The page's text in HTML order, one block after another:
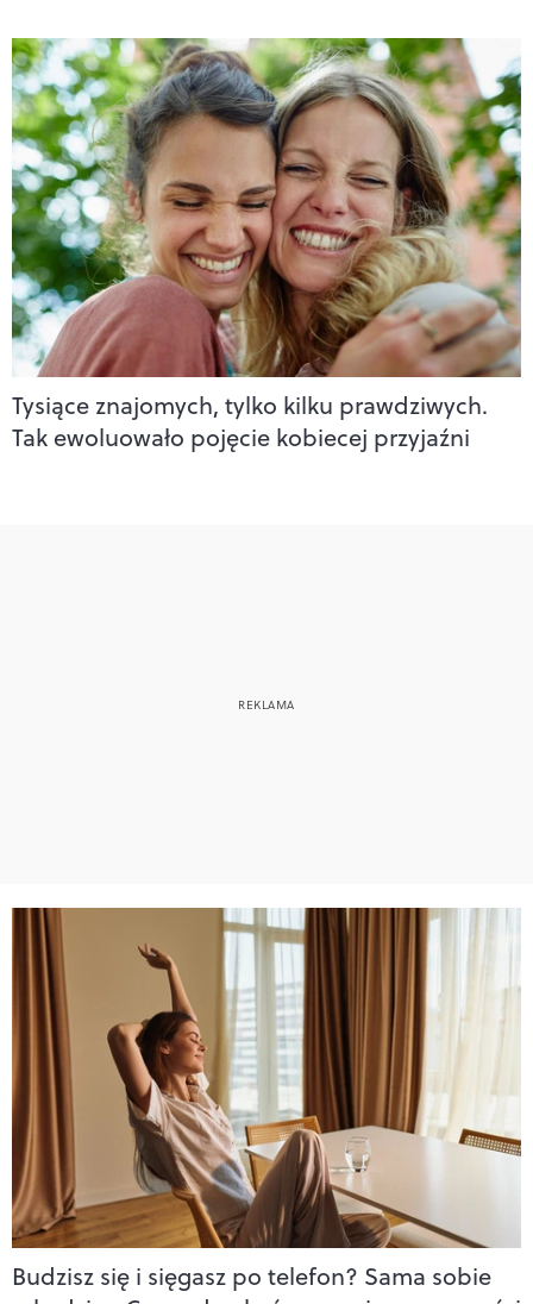
Tysiące znajomych, tylko kilku prawdziwych.
Tak ewoluowało pojęcie kobiecej przyjaźni
Budzisz się i sięgasz po telefon? Sama sobie